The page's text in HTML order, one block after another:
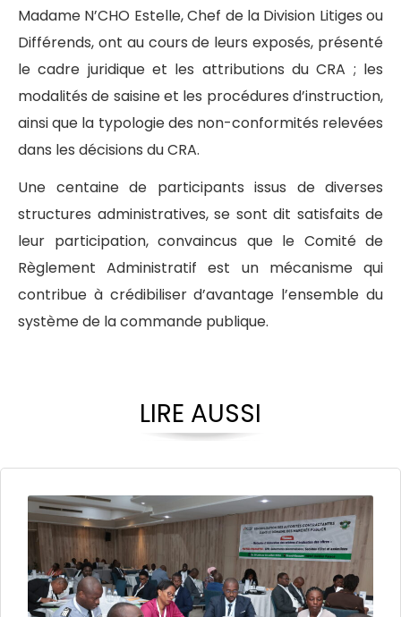
Madame N’CHO Estelle, Chef de la Division Litiges ou
Différends, ont au cours de leurs exposés, présenté
le cadre juridique et les attributions du CRA ; les
modalités de saisine et les procédures d’instruction,
ainsi que la typologie des non-conformités relevées
dans les décisions du CRA.
Une centaine de participants issus de diverses
structures administratives, se sont dit satisfaits de
leur participation, convaincus que le Comité de
Règlement Administratif est un mécanisme qui
contribue à crédibiliser d’avantage l’ensemble du
système de la commande publique.
LIRE AUSSI